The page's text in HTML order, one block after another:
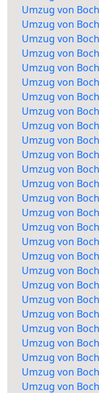
Umzug von
Umzug von
Umzug von
Umzug von
Umzug von
Umzug von
Umzug von
Umzug von
Umzug von
Umzug von
Umzug von
Umzug von
Umzug von
Umzug von
Umzug von
Umzug von
Umzug von
Umzug von
Umzug von
Umzug von
Umzug von
Umzug von
Umzug von
Umzug von
Umzug von
Umzug von
Umzug von